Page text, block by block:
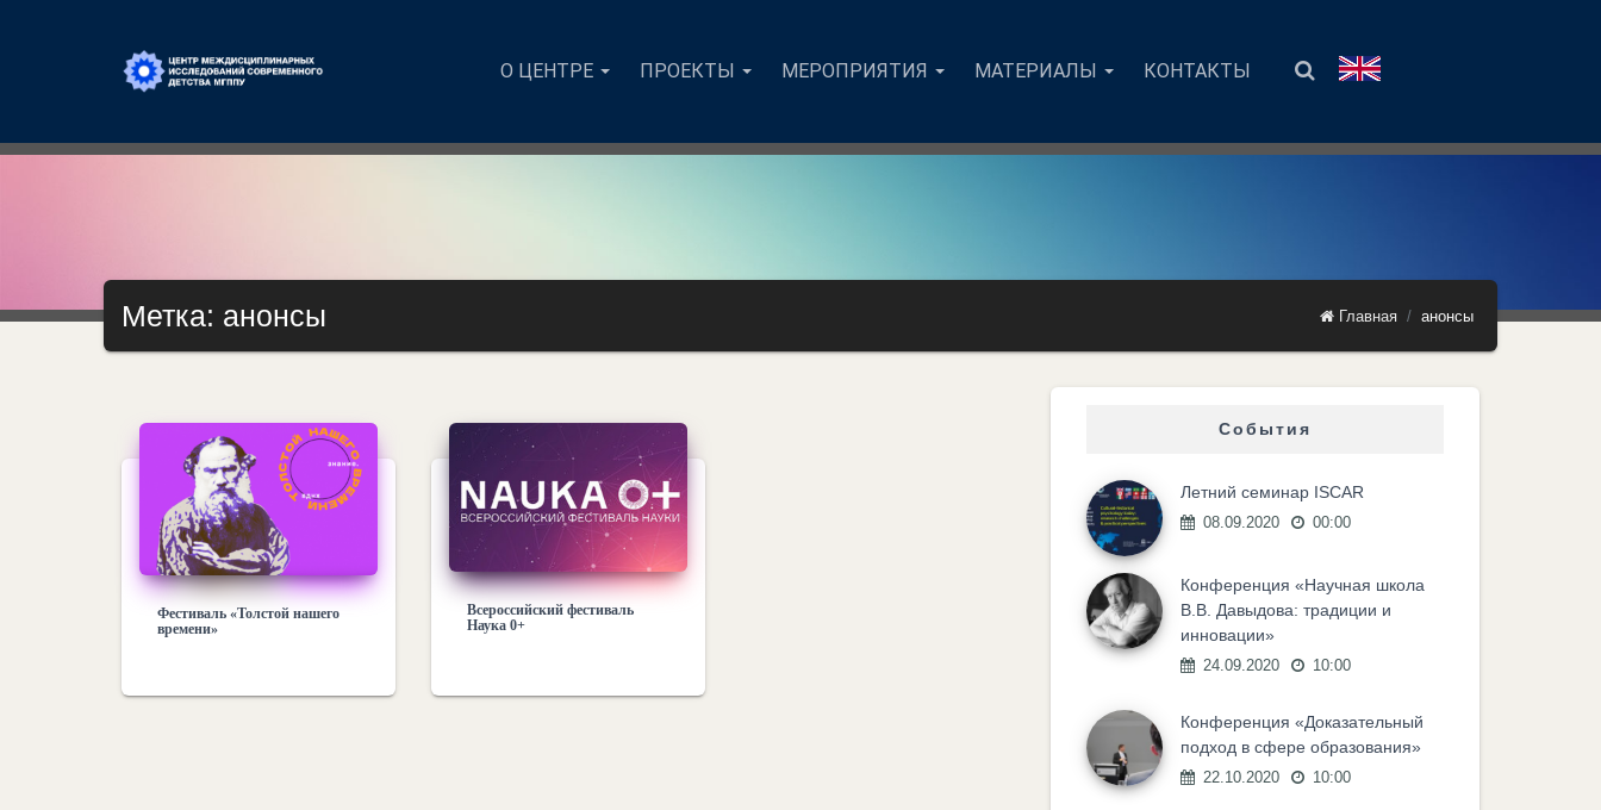
О ЦЕНТРЕ ПРОЕКТЫ МЕРОПРИЯТИЯ МАТЕРИАЛЫ КОНТАКТЫ
Метка: анонсы Главная анонсы
Фестиваль «Толстой нашего
времени»
Всероссийский фестиваль
Наука 0+
События
Летний семинар ISCAR
08.09.2020 00:00
Конференция «Научная школа
В.В. Давыдова: традиции и
инновации»
24.09.2020 10:00
Конференция «Доказательный
подход в сфере образования»
22.10.2020 10:00